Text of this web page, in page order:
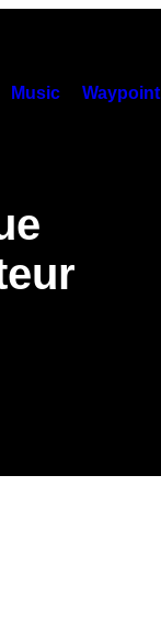
Music Waypoint